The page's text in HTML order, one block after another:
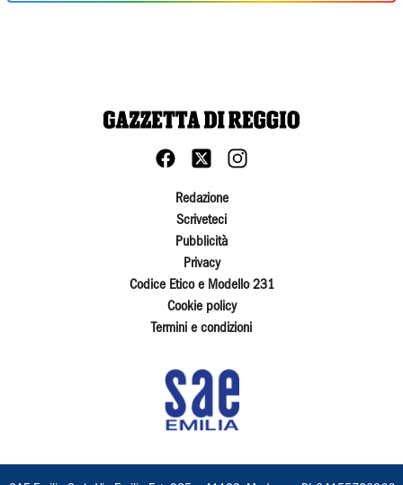
Redazione
Scriveteci
Pubblicità
Privacy
Codice Etico e Modello 231
Cookie policy
Termini e condizioni